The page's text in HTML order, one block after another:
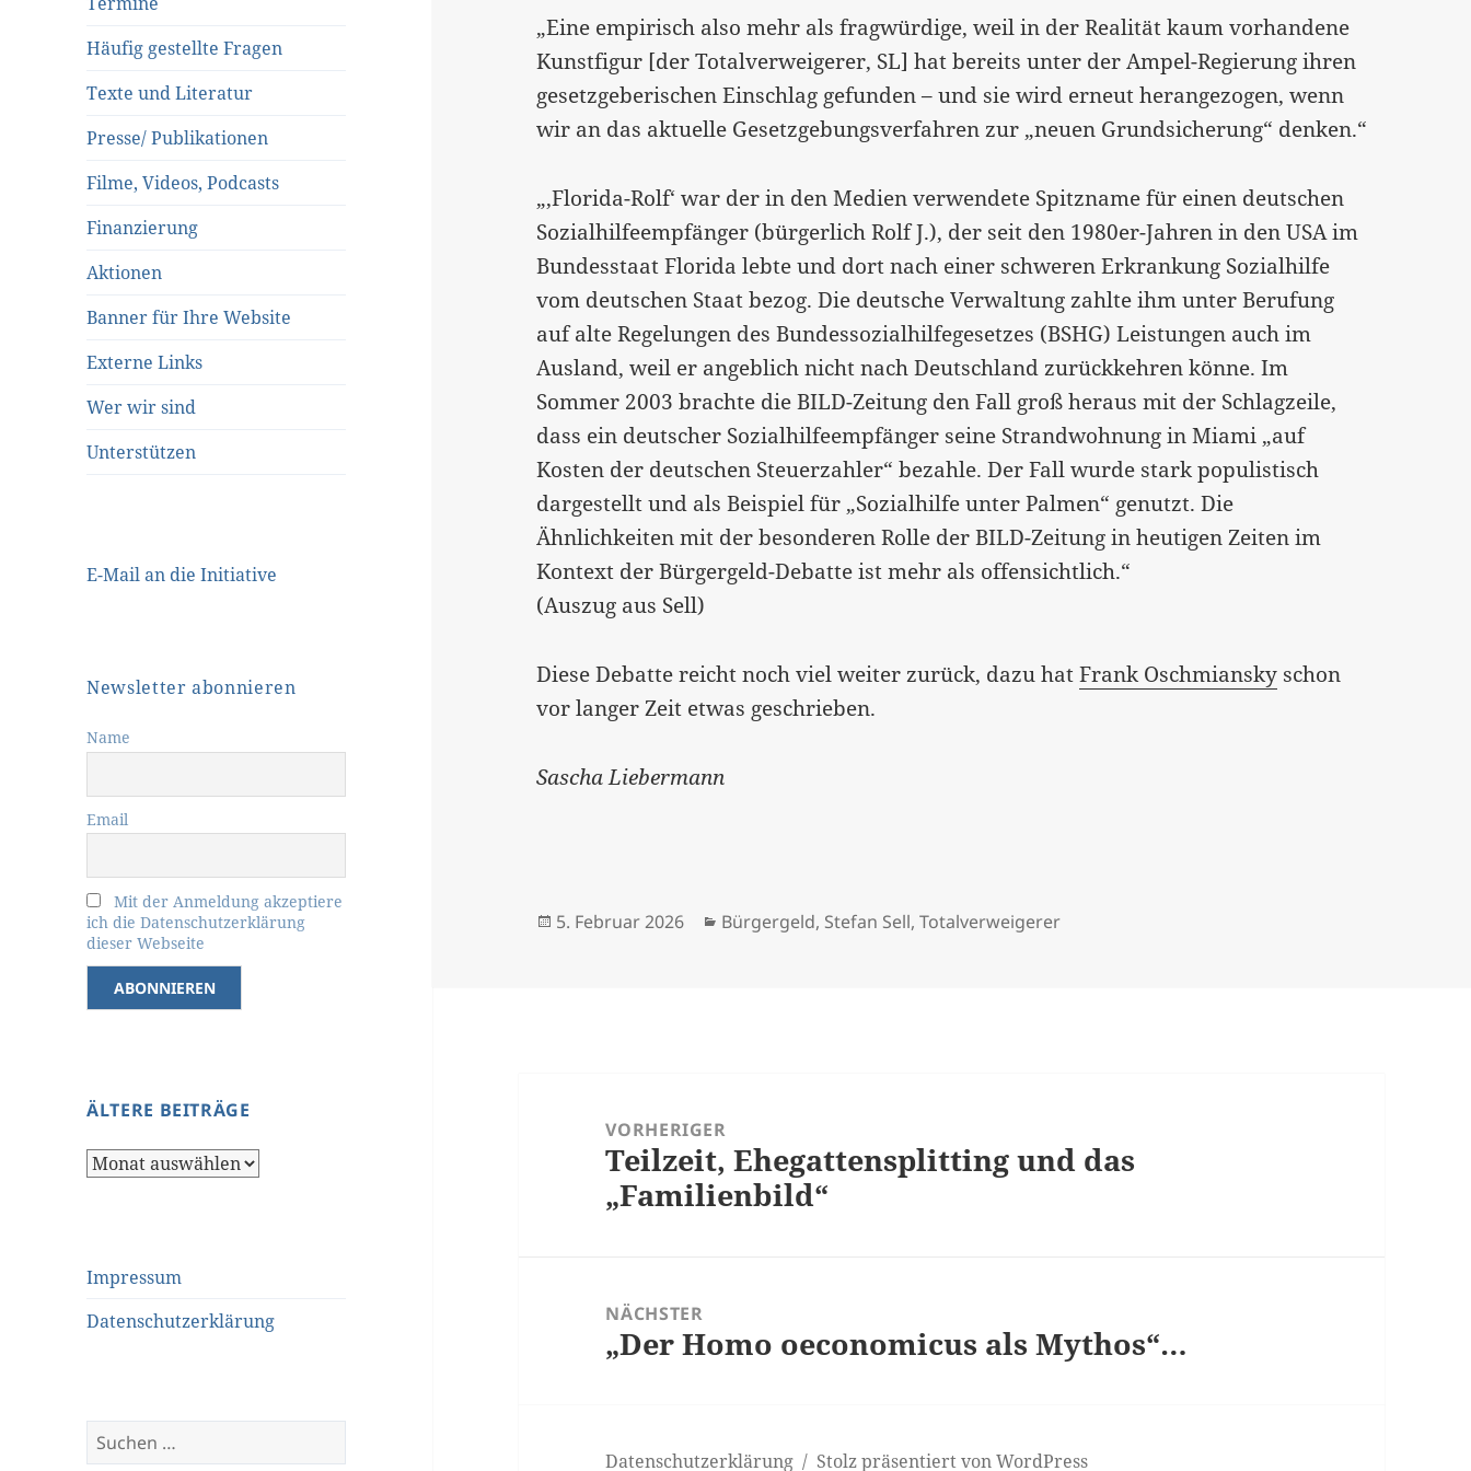
Häufig gestellte Fragen
Texte und Literatur
Presse/ Publikationen
Filme, Videos, Podcasts
Finanzierung
Aktionen
Banner für Ihre Website
Externe Links
Wer wir sind
Unterstützen
E-Mail an die Initiative
Newsletter abonnieren
Name
Email
Mit der Anmeldung akzeptiere
ich die Datenschutzerklärung
dieser Webseite
ÄLTERE BEITRÄGE
Ältere
Impressum
Datenschutzerklärung
Suchen
nach:
„Eine empirisch also mehr als fragwürdige, weil in der Realität kaum vorhandene
Kunstfigur [der Totalverweigerer, SL] hat bereits unter der Ampel-Regierung ihren
gesetzgeberischen Einschlag gefunden – und sie wird erneut herangezogen, wenn
wir an das aktuelle Gesetzgebungsverfahren zur „neuen Grundsicherung“ denken.“
„‚Florida-Rolf‘ war der in den Medien verwendete Spitzname für einen deutschen
Sozialhilfeempfänger (bürgerlich Rolf J.), der seit den 1980er-Jahren in den USA im
Bundesstaat Florida lebte und dort nach einer schweren Erkrankung Sozialhilfe
vom deutschen Staat bezog. Die deutsche Verwaltung zahlte ihm unter Berufung
auf alte Regelungen des Bundessozialhilfegesetzes (BSHG) Leistungen auch im
Ausland, weil er angeblich nicht nach Deutschland zurückkehren könne. Im
Sommer 2003 brachte die BILD-Zeitung den Fall groß heraus mit der Schlagzeile,
dass ein deutscher Sozialhilfeempfänger seine Strandwohnung in Miami „auf
Kosten der deutschen Steuerzahler“ bezahle. Der Fall wurde stark populistisch
dargestellt und als Beispiel für „Sozialhilfe unter Palmen“ genutzt. Die
Ähnlichkeiten mit der besonderen Rolle der BILD-Zeitung in heutigen Zeiten im
Kontext der Bürgergeld-Debatte ist mehr als offensichtlich.“
(Auszug aus Sell)
Diese Debatte reicht noch viel weiter zurück, dazu hatFrank Oschmiansky schon
vor langer Zeit etwas geschrieben.
Sascha Liebermann
Veröffentlicht
5. Februar 2026 Kategorien
Bürgergeld, Stefan Sell,Totalverweigerer
VORHERIGER
Vorheriger
Beitrag:
Teilzeit, Ehegattensplitting und das
„Familienbild“
NÄCHSTER
Nächster
„Der Homo oeconomicus als Mythos“…
Datenschutzerklärung Stolz präsentiert von WordPress